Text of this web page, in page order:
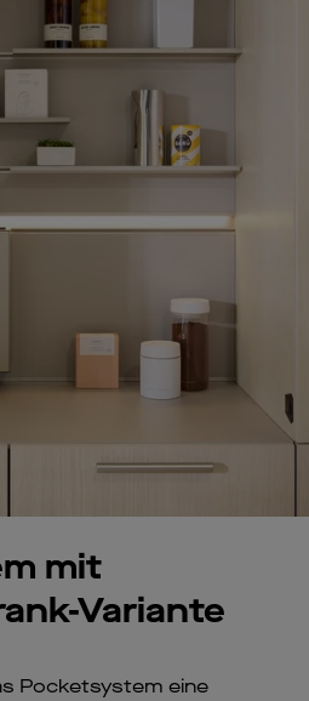
mit
Variante
Pocketsystem eine